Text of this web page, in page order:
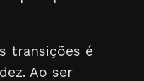
transições é
Ao ser